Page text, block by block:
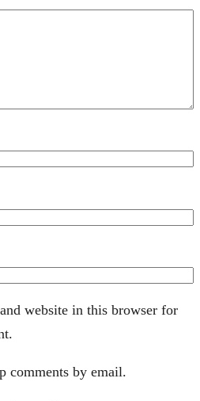
website in this browser for
comments by email.